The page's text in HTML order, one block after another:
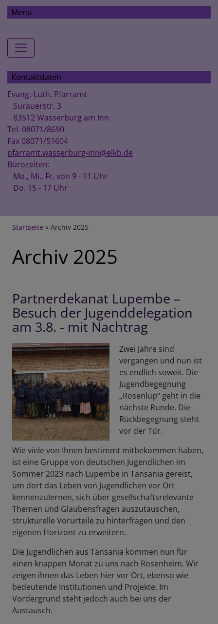
Menü
Hauptnavigation
Kontaktdaten
Evang.-Luth. Pfarramt
Surauerstr. 3
83512 Wasserburg am Inn
Tel. 08071/8690
Fax 08071/51604
pfarramt.wasserburg-inn@elkb.de
Bürozeiten:
Mo., Mi., Fr. von 9 - 11 Uhr
Do. 15 - 17 Uhr
Breadcrumb
Startseite Archiv 2025
Archiv 2025
Partnerdekanat Lupembe –
Besuch der Jugenddelegation
am 3.8. - mit Nachtrag
Zwei Jahre sind
vergangen und nun ist
es endlich soweit. Die
Jugendbegegnung
„Rosenlup“ geht in die
nächste Runde. Die
Rückbegegnung steht
vor der Tür.
Wie viele von Ihnen bestimmt mitbekommen haben,
ist eine Gruppe von deutschen Jugendlichen im
Sommer 2023 nach Lupembe in Tansania gereist,
um dort das Leben von Jugendlichen vor Ort
kennenzulernen, sich über gesellschaftsrelevante
Themen und Glaubensfragen auszutauschen,
strukturelle Vorurteile zu hinterfragen und den
eigenen Horizont zu erweitern.
Die Jugendlichen aus Tansania kommen nun für
einen knappen Monat zu uns nach Rosenheim. Wir
zeigen ihnen das Leben hier vor Ort, ebenso wie
bedeutende Institutionen und Projekte. Im
Vordergrund steht jedoch auch bei uns der
Austausch.